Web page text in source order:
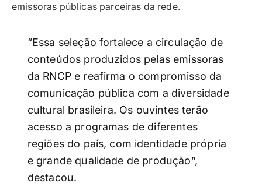
emissoras públicas parceiras da rede.
“Essa seleção fortalece a circulação de
conteúdos produzidos pelas emissoras
da RNCP e reafirma o compromisso da
comunicação pública com a diversidade
cultural brasileira. Os ouvintes terão
acesso a programas de diferentes
regiões do país, com identidade própria
e grande qualidade de produção”,
destacou.